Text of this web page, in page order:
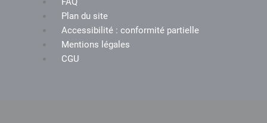
Plan du site
Accessibilité : conformité partielle
Mentions légales
CGU